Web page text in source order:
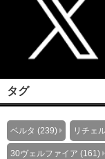
タグ
ベルタ (239) リチェ
30ヴェルファイア (161)